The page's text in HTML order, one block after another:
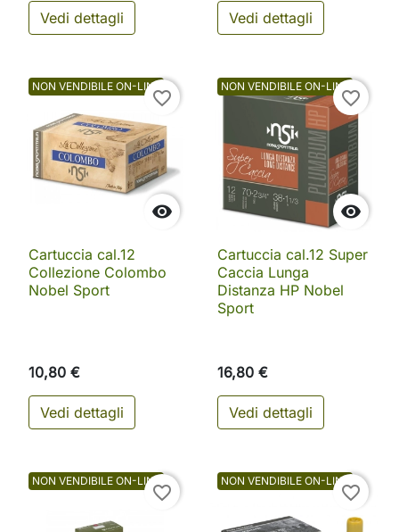
Vedi dettagli Vedi dettagli
NON VENDIBILE ON-LINE

favorite_border
Cartuccia cal.12
Collezione Colombo
Nobel Sport
10,80 €
Vedi dettagli
NON VENDIBILE ON-LINE

favorite_border
Cartuccia cal.12 Super
Caccia Lunga
Distanza HP Nobel
Sport
16,80 €
Vedi dettagli
NON VENDIBILE ON-LINE
favorite_border
NON VENDIBILE ON-LINE
favorite_border